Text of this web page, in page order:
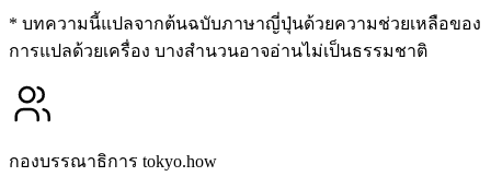
* บทความนี้แปลจากต้นฉบับภาษาญี่ปุ่นด้วยความช่วยเหลือของ
การแปลด้วยเครื่อง บางสำนวนอาจอ่านไม่เป็นธรรมชาติ
กองบรรณาธิการ tokyo.how